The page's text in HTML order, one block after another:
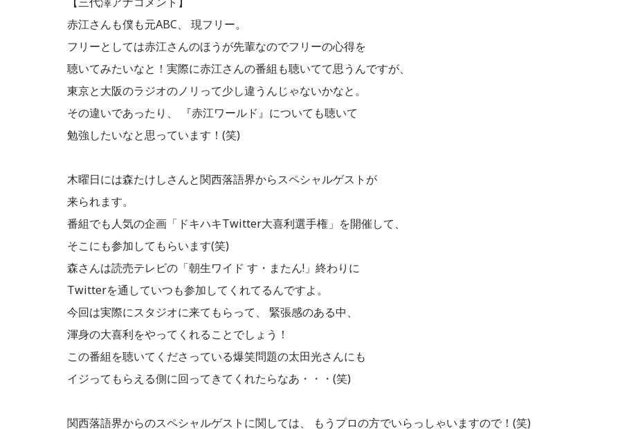
赤江さんも僕も元ABC、 現フリー。
フリーとしては赤江さんのほうが先輩なのでフリーの心得を
聴いてみたいなと！実際に赤江さんの番組も聴いてて思うんですが、
東京と大阪のラジオのノリって少し違うんじゃないかなと。
その違いであったり、 『赤江ワールド』についても聴いて
勉強したいなと思っています！(笑)
木曜日には森たけしさんと関西落語界からスペシャルゲストが
来られます。
番組でも人気の企画「ドキハキTwitter大喜利選手権」を開催して、
そこにも参加してもらいます(笑)
森さんは読売テレビの「朝生ワイド す・またん!」終わりに
Twitterを通していつも参加してくれてるんですよ。
今回は実際にスタジオに来てもらって、 緊張感のある中、
渾身の大喜利をやってくれることでしょう！
この番組を聴いてくださっている爆笑問題の太田光さんにも
イジってもらえる側に回ってきてくれたらなあ・・・(笑)
関西落語界からのスペシャルゲストに関しては、 もうプロの方でいらっしゃいますので！(笑)